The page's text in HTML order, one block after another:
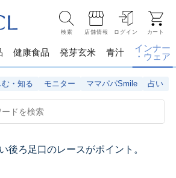
検索 店舗情報 ログイン カート
健康食品 発芽玄米 青汁
インナー
・ウェア
む・知る モニター ママパパSmile 占い
後ろ足口のレースがポイント。